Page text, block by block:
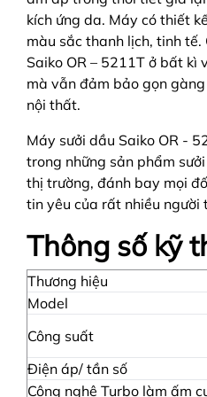
kích ứng da. Máy có thiết
màu sắc thanh lịch, tinh
Saiko OR – 5211T ở bất kì
mà vẫn đảm bảo gọn
nội thất.
Máy sưởi dầu Saiko OR -
trong những sản phẩm
thị trường, đánh bay mọi
tin yêu của rất nhiều người
Thông số kỹ
Thương hiệu
Model
Công suất
Điện áp/ tần số
Công nghệ Turbo làm ấm